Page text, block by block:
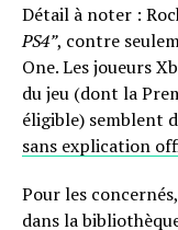
Détail à noter :
PS4”, contre
One. Les joueurs
du jeu (dont la
éligible) semblent
sans explication
Pour les
dans la